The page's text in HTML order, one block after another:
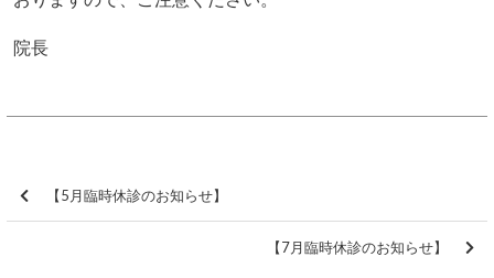
院長
【5月臨時休診のお知らせ】
【7月臨時休診のお知らせ】